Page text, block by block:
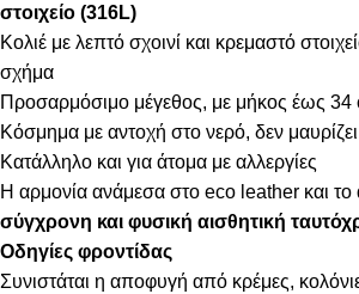
στοιχείο (316L)
Κολιέ με λεπτό σχοινί και κρεμαστό
σχήμα
Προσαρμόσιμο μέγεθος, με μήκος έως 34
Κόσμημα με αντοχή στο νερό, δεν μαυρίζει
Κατάλληλο και για άτομα με αλλεργίες
Η αρμονία ανάμεσα στο eco leather και το
σύγχρονη και φυσική αισθητική
Οδηγίες φροντίδας
Συνιστάται η αποφυγή από κρέμες,